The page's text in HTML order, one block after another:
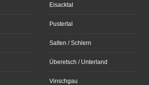
Eisacktal
Pustertal
Salten / Schlern
Überetsch / Unterland
Vinschgau